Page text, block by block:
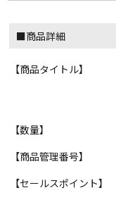
■商品詳細
【商品タイトル】
【数量】
【商品管理番号】
【セールスポイント】